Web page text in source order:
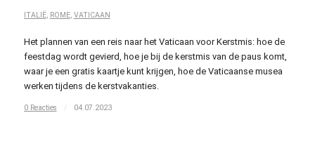
ITALIË, ROME, VATICAAN
Het plannen van een reis naar het Vaticaan voor Kerstmis: hoe de
feestdag wordt gevierd, hoe je bij de kerstmis van de paus komt,
waar je een gratis kaartje kunt krijgen, hoe de Vaticaanse musea
werken tijdens de kerstvakanties.
0 Reacties / 04.07.2023